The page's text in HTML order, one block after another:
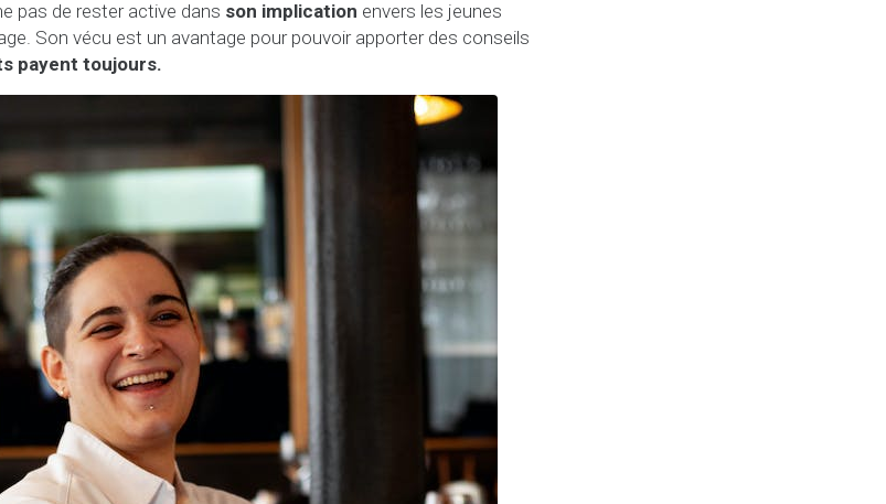
pas de rester active dans son implication envers les jeunes
Son vécu est un avantage pour pouvoir apporter des conseils
payent toujours.